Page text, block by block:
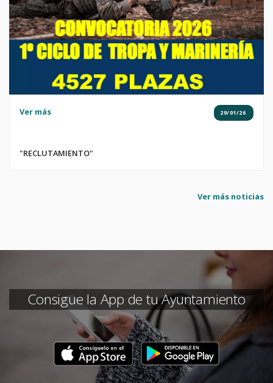
Ver más 29/01/26
"RECLUTAMIENTO"
Ver más noticias
Consigue la App de tu Ayuntamiento